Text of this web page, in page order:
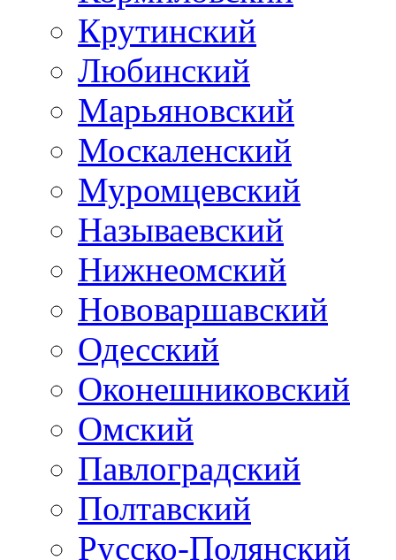
Крутинский
Любинский
Марьяновский
Москаленский
Муромцевский
Называевский
Нижнеомский
Нововаршавский
Одесский
Оконешниковский
Омский
Павлоградский
Полтавский
Русско-Полянский